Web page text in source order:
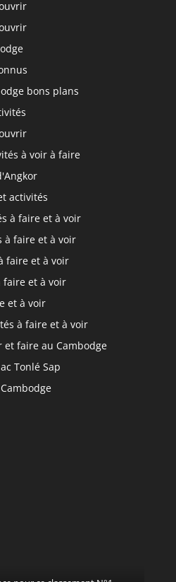
bons plans
à voir à faire
activités
à faire et à voir
à faire et à voir
faire et à voir
faire et à voir
et à voir
à faire et à voir
et faire au Cambodge
Tonlé Sap